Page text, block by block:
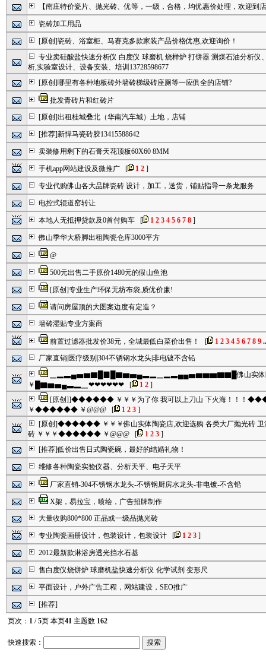
【南庄特价瓷片、抛光砖、优等，一级，合格，均优惠价处理，欢迎到
瓷砖加工用品
[原创]瓷砖、浴室柜、马赛克多款家装产品价格优惠,欢迎询价！
专业卖硅酸盐快速分析仪 白度仪 球磨机 烧样炉 打饼器 测煤石油分析仪
析,实验室设计、设备安装、培训13728598677
[原创]哪里有各种地板砖外墙砖梯级砖座厕等一应俱全的店铺?
批发青砖片和红砖片
[原创]出租桂城叠北（华南汽车城）土地，店铺
[推荐]新悍马瓷砖胶13415588642
卖装修用剩下的石膏天花顶板60X60 8MM
手机app网站建设及微推广 [ 1 2 ]
专业代购佛山各大品牌瓷砖 设计，加工，送货，铺贴指导一条龙服务
电控式辊道窑转让
本地人无抵押贷款及0首付购车 [ 1 2 3 4 5 6 7 8 ]
佛山季华大桥脚出租陶瓷仓库3000平方
@
500元出售二手原价1480元的假山鱼池
[原创]专业生产环保无纺布袋,质优价廉!
请问房屋顶的大图案边度有定造？
墙砖湿贴专业方案商
前置过滤器批发价38元，全城最低白菜价出售！ [ 1 2 3 4 5 6 7 8 9
厂家直销|医疗级别|304不锈钢水龙头|非电镀不含铅
▁▂▃▄▅▆▇█▉█▇▆▅▄▃▂▁▂▃▄▄▅▆▆▆▇▇█佛山实体陶
￥█▇▆▅▄▃▂▁❤❤❤❤❤❤ [ 1 2 ]
[原创]]◆◆◆◆◆◆ ￥￥￥为了你 我可以上刀山 下火海！！！
￥◆◆◆◆◆◆ ￥@@@ [ 1 2 3 ]
[原创]◆◆◆◆◆◆ ￥￥￥佛山实体陶瓷店,欢迎选购 各类大厂抛光砖 卫
砖 ￥￥￥◆◆◆◆◆◆ ￥@@@ [ 1 2 3 ]
[推荐]低价出售日式陶瓷碗，最好的结婚礼物！
维修各种陶瓷实验仪器、分析天平、电子天平
厂家直销-304不锈钢水龙头-不锈钢厨房水龙头-非电镀-不含铅
X架，易拉宝，喷绘，广告招牌制作
大量收购800*800 正品或一级品抛光砖
专业陶瓷画册设计，包装设计，包装设计 [ 1 2 3 ]
2012最新款淋浴房透光挡水石基
售白度仪烧饼炉 球磨机盐快速分析仪 化学试剂 变形尺
平面设计，户外广告工程，网站建设，SEO推广
[推荐]
页次： 1 /5页 本页41 主题数 162
快速搜索：